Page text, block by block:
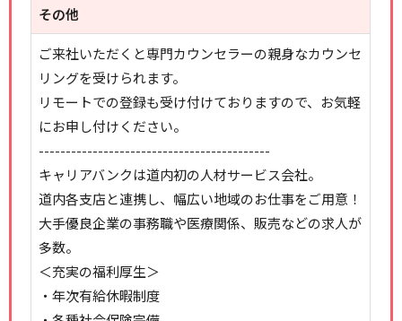
その他
ご来社いただくと専門カウンセラーの親身なカウンセ
リングを受けられます。
リモートでの登録も受け付けておりますので、お気軽
にお申し付けください。
-------------------------------------------
キャリアバンクは道内初の人材サービス会社。
道内各支店と連携し、幅広い地域のお仕事をご用意！
大手優良企業の事務職や医療関係、販売などの求人が
多数。
＜充実の福利厚生＞
・年次有給休暇制度